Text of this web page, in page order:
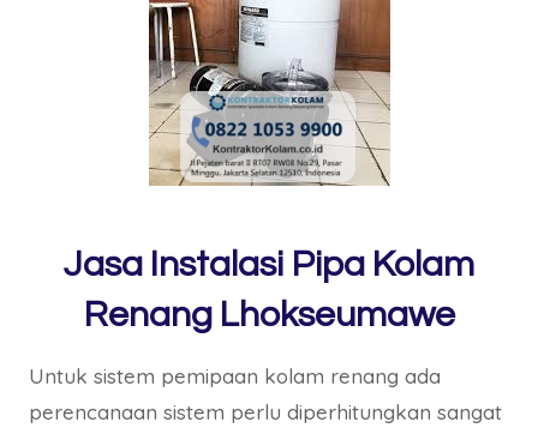
Jasa Instalasi Pipa Kolam
Renang Lhokseumawe
Untuk sistem pemipaan kolam renang ada
perencanaan sistem perlu diperhitungkan sangat